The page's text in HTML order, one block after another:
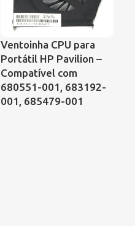
Ventoinha CPU para
Portátil HP Pavilion –
Compatível com
680551-001, 683192-
001, 685479-001